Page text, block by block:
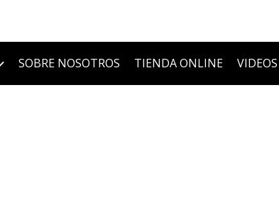
SOBRE NOSOTROS TIENDA ONLINE VIDEOS